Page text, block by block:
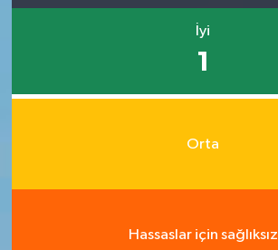
İyi
1
Orta
Hassaslar için sağlıksız